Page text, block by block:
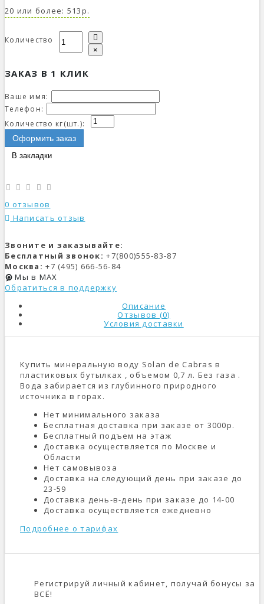
20 или более: 513р.
Количество
×
ЗАКАЗ В 1 КЛИК
Ваше имя:
Телефон:
Количество кг(шт.):
Оформить заказ
В закладки
0 отзывов
Написать отзыв
Звоните и заказывайте:
Бесплатный звонок: +7(800)555-83-87
Москва: +7 (495) 666-56-84
Мы в MAX
Обратиться в поддержку
Описание
Отзывов (0)
Условия доставки
Купить минеральную воду Solan de Cabras в
пластиковых бутылках , объемом 0,7 л. Без газа .
Вода забирается из глубинного природного
источника в горах.
Нет минимального заказа
Бесплатная доставка при заказе от 3000р.
Бесплатный подъем на этаж
Доставка осуществляется по Москве и
Области
Нет самовывоза
Доставка на следующий день при заказе до
23-59
Доставка день-в-день при заказе до 14-00
Доставка осуществляется ежедневно
Подробнее о тарифах
Регистрируй личный кабинет, получай бонусы за
ВСЁ!